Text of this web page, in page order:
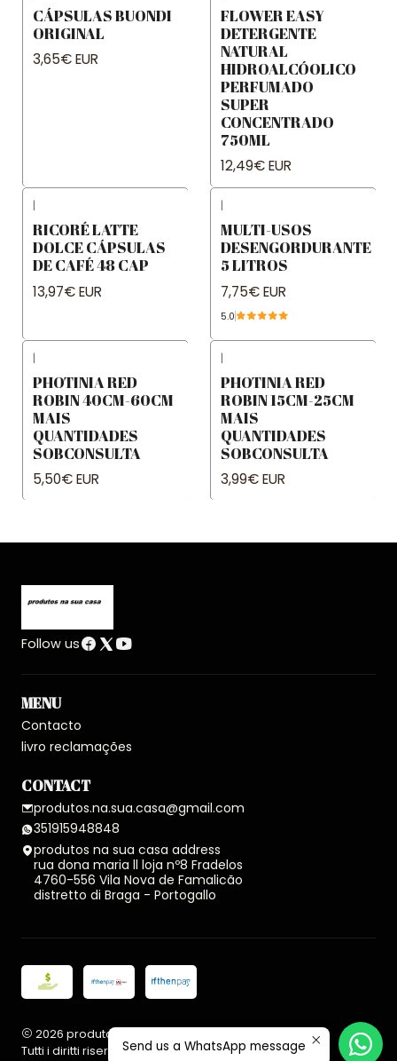
CÁPSULAS BUONDI
ORIGINAL
3,65€ EUR
FLOWER EASY
DETERGENTE
NATURAL
HIDROALCÓOLICO
PERFUMADO
SUPER
CONCENTRADO
750ML
12,49€ EUR
|
RICORÉ LATTE
DOLCE CÁPSULAS
DE CAFÉ 48 CAP
13,97€ EUR
|
MULTI-USOS
DESENGORDURANTE
5 LITROS
7,75€ EUR
5.0
|
PHOTINIA RED
ROBIN 40CM-60CM
MAIS
QUANTIDADES
SOBCONSULTA
5,50€ EUR
|
PHOTINIA RED
ROBIN 15CM-25CM
MAIS
QUANTIDADES
SOBCONSULTA
3,99€ EUR
Follow us
MENU
Contacto
livro reclamações
CONTACT
produtos.na.sua.casa@gmail.com
351915948848
produtos na sua casa address
rua dona maria ll loja nº8 Fradelos
4760-556 Vila Nova de Famalicão
distretto di Braga - Portogallo
2026 produtos na sua casa.
Tutti i diritti riservati.Realizzato con Jumpseller.
Send us a WhatsApp message